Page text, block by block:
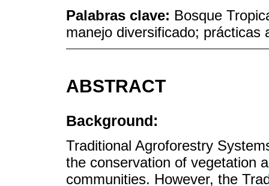
Palabras clave: Bosque
manejo diversificado; prácticas
ABSTRACT
Background:
Traditional Agroforestry
the conservation of vegetation
communities. However, the